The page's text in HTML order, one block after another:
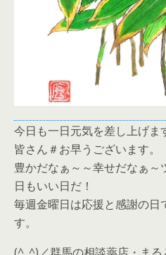
今日も一日元気を差し上げま
皆さん＃お早うございます。
豊かだなぁ～～幸せだなぁ
日もいい日だ！
毎週金曜日は応援と感謝の日
す。
(^_^)／群馬の相談薬店・ま